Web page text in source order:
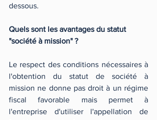
dessous.
Quels sont les avantages du statut
"société à mission" ?
Le respect des conditions nécessaires à
l'obtention du statut de société à
mission ne donne pas droit à un régime
fiscal favorable mais permet à
l'entreprise d'utiliser l'appellation de